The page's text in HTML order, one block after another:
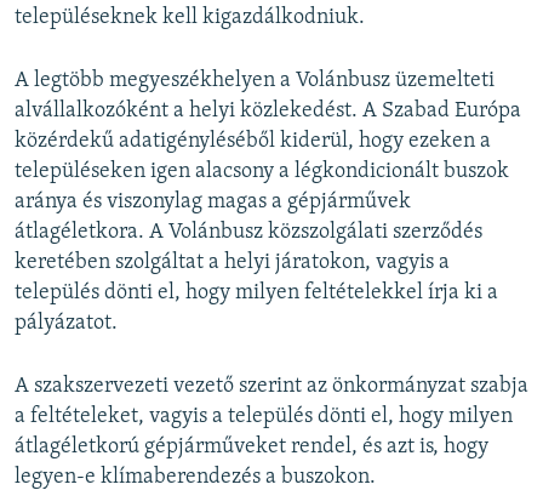
településeknek kell kigazdálkodniuk.
A legtöbb megyeszékhelyen a Volánbusz üzemelteti
alvállalkozóként a helyi közlekedést. A Szabad Európa
közérdekű adatigényléséből kiderül, hogy ezeken a
településeken igen alacsony a légkondicionált buszok
aránya és viszonylag magas a gépjárművek
átlagéletkora. A Volánbusz közszolgálati szerződés
keretében szolgáltat a helyi járatokon, vagyis a
település dönti el, hogy milyen feltételekkel írja ki a
pályázatot.
A szakszervezeti vezető szerint az önkormányzat szabja
a feltételeket, vagyis a település dönti el, hogy milyen
átlagéletkorú gépjárműveket rendel, és azt is, hogy
legyen-e klímaberendezés a buszokon.